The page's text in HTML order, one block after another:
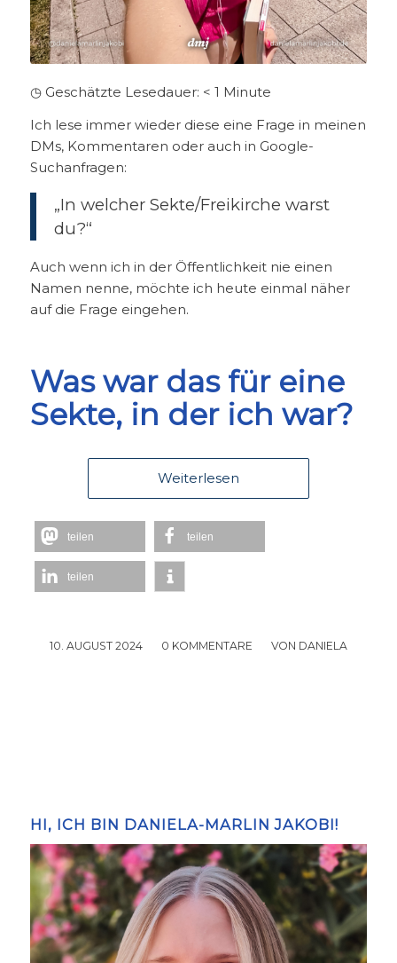
◷ Geschätzte Lesedauer: < 1 Minute
Ich lese immer wieder diese eine Frage in meinen
DMs, Kommentaren oder auch in Google-
Suchanfragen:
„In welcher Sekte/Freikirche warst
du?“
Auch wenn ich in der Öffentlichkeit nie einen
Namen nenne, möchte ich heute einmal näher
auf die Frage eingehen.
Was war das für eine
Sekte, in der ich war?
Weiterlesen
teilen teilen
teilen
10. AUGUST 2024
/ 0 KOMMENTARE
/ VON DANIELA
HI, ICH BIN DANIELA-MARLIN JAKOBI!